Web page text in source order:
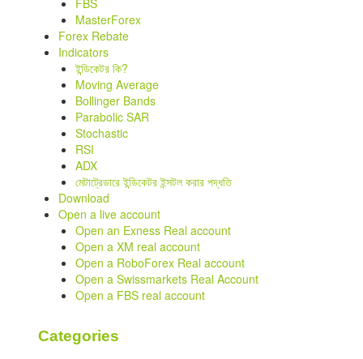
MasterForex
Forex Rebate
Indicators
ইন্ডিকেটর কি?
Moving Average
Bollinger Bands
Parabolic SAR
Stochastic
RSI
ADX
মেটাট্রেডারে ইন্ডিকেটর ইন্সটল করার পদ্ধতি
Download
Open a live account
Open an Exness Real account
Open a XM real account
Open a RoboForex Real account
Open a Swissmarkets Real Account
Open a FBS real account
Categories